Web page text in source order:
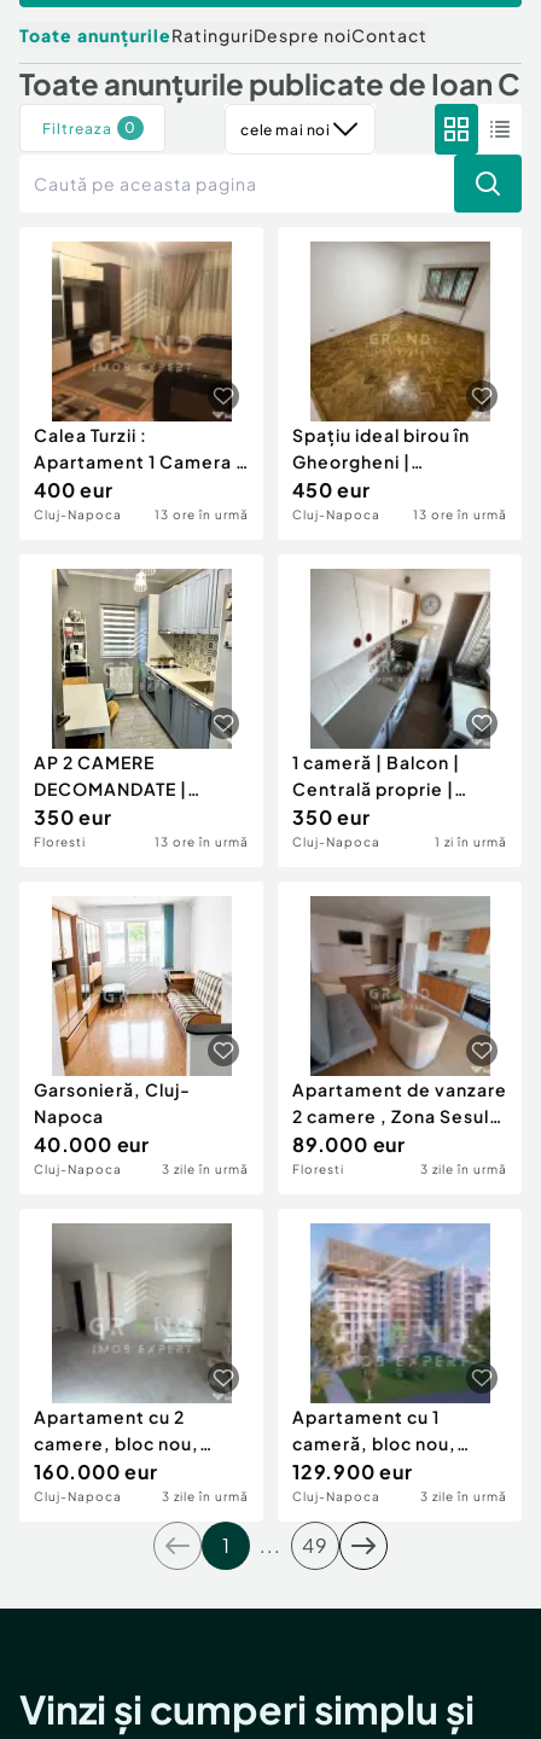
Servicii
Animale de companie
Afaceri și echipamente profesionale
Inchiriere Bunuri si Vehicule
Piese auto si accesorii
Dacia Duster
Toate anunțurileRatinguriDespre noiContact
Toate anunțurile publicate de Ioan C
Filtreaza 0 cele mai noi
Calea Turzii :
Apartament 1 Camera |
Decomandat | Balcon |
E
400 eur
Cluj-Napoca 13 ore în urmă
Spațiu ideal birou în
Gheorgheni |
Str.Brâncuși | Aproap
450 eur
Cluj-Napoca 13 ore în urmă
AP 2 CAMERE
DECOMANDATE |
BALCON | PARCARE
INCLUSĂ | FLORIL
350 eur
Floresti 13 ore în urmă
1 cameră | Balcon |
Centrală proprie |
Mănăștur–Prim?
350 eur
Cluj-Napoca 1 zi în urmă
Garsonieră, Cluj-
Napoca
40.000 eur
Cluj-Napoca 3 zile în urmă
Apartament de vanzare
2 camere , Zona Sesul
de Sus , Florest
89.000 eur
Floresti 3 zile în urmă
Apartament cu 2
camere, bloc nou,
cartier Gheorgheni
160.000 eur
Cluj-Napoca 3 zile în urmă
Apartament cu 1
cameră, bloc nou,
cartier Gheorgheni
129.900 eur
Cluj-Napoca 3 zile în urmă
1 ... 49
Vinzi și cumperi simplu și